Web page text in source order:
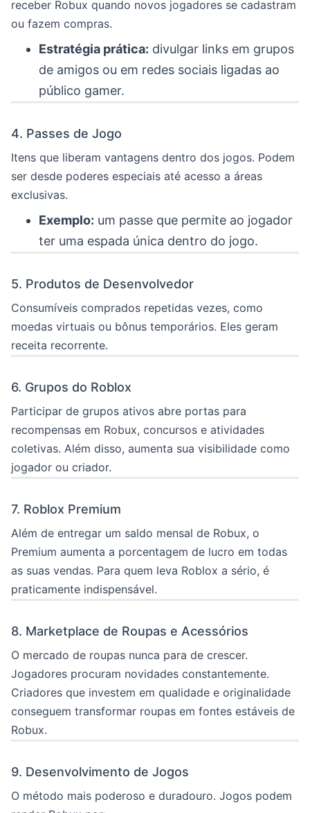
receber Robux quando novos jogadores se cadastram
ou fazem compras.
Estratégia prática: divulgar links em grupos
de amigos ou em redes sociais ligadas ao
público gamer.
4. Passes de Jogo
Itens que liberam vantagens dentro dos jogos. Podem
ser desde poderes especiais até acesso a áreas
exclusivas.
Exemplo: um passe que permite ao jogador
ter uma espada única dentro do jogo.
5. Produtos de Desenvolvedor
Consumíveis comprados repetidas vezes, como
moedas virtuais ou bônus temporários. Eles geram
receita recorrente.
6. Grupos do Roblox
Participar de grupos ativos abre portas para
recompensas em Robux, concursos e atividades
coletivas. Além disso, aumenta sua visibilidade como
jogador ou criador.
7. Roblox Premium
Além de entregar um saldo mensal de Robux, o
Premium aumenta a porcentagem de lucro em todas
as suas vendas. Para quem leva Roblox a sério, é
praticamente indispensável.
8. Marketplace de Roupas e Acessórios
O mercado de roupas nunca para de crescer.
Jogadores procuram novidades constantemente.
Criadores que investem em qualidade e originalidade
conseguem transformar roupas em fontes estáveis de
Robux.
9. Desenvolvimento de Jogos
O método mais poderoso e duradouro. Jogos podem